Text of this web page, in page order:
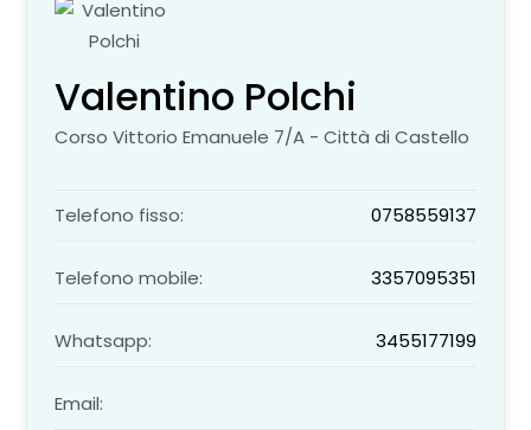
Valentino Polchi
Corso Vittorio Emanuele 7/A - Città di Castello
Telefono fisso: 0758559137
Telefono mobile: 3357095351
Whatsapp: 3455177199
Email: